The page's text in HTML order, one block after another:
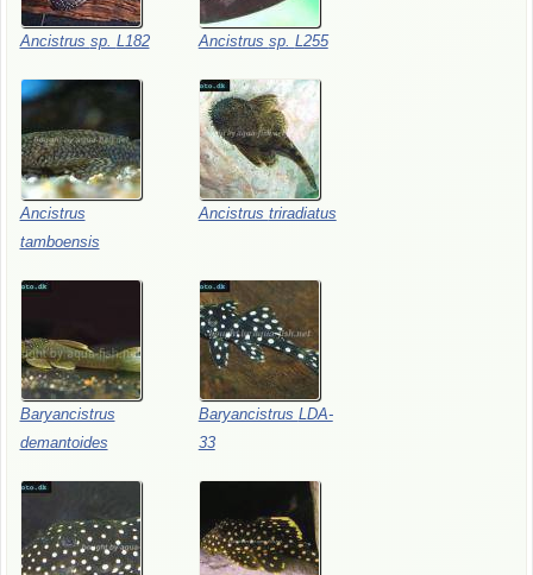
Ancistrus sp. L182 Ancistrus sp. L255
Ancistrus
tamboensis
Ancistrus triradiatus
Baryancistrus
demantoides
Baryancistrus LDA-
33